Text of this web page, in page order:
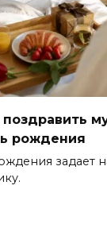
поздравить
рождения
задает